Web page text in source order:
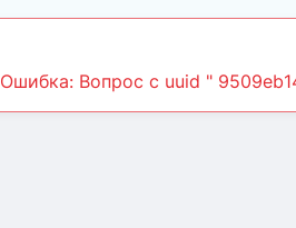
Ошибка: Вопрос c uuid "